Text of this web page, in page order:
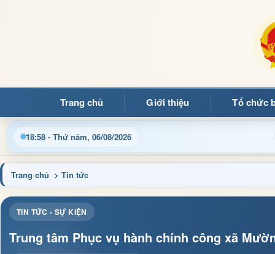
Trang chủ Giới thiệu Tổ chức
18:58 - Thứ năm, 06/08/2026
bạn đọc đến với Trang thông tin điện tử xã Mường Ảng
Trang chủ > Tin tức
TIN TỨC - SỰ KIỆN
Trung tâm Phục vụ hành chính công xã